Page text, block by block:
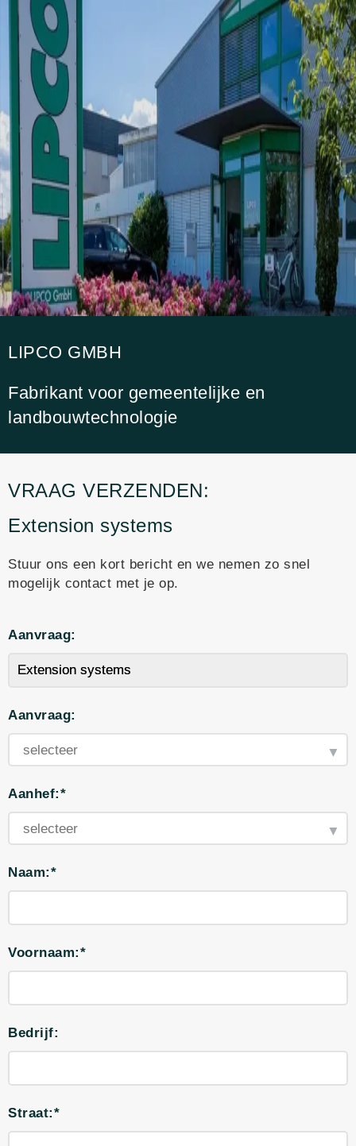
LIPCO GMBH
Fabrikant voor gemeentelijke en
landbouwtechnologie
VRAAG VERZENDEN:
Extension systems
Stuur ons een kort bericht en we nemen zo snel
mogelijk contact met je op.
Aanvraag:
Aanvraag:
Aanhef:*
Naam:*
Voornaam:*
Bedrijf:
Straat:*